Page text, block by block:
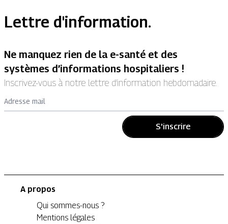
Lettre d'information.
Ne manquez rien de la e-santé et des
systèmes d’informations hospitaliers !
Inscrivez-vous à notre lettre d’information hebdomadaire.
Adresse mail
S'inscrire
A propos
Qui sommes-nous ?
Mentions légales